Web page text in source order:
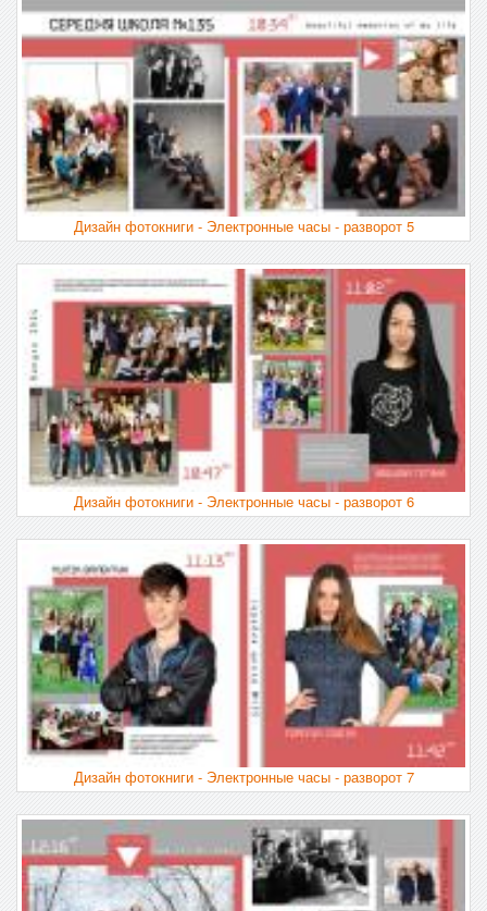
Дизайн фотокниги - Электронные часы - разворот 5
Дизайн фотокниги - Электронные часы - разворот 6
Дизайн фотокниги - Электронные часы - разворот 7